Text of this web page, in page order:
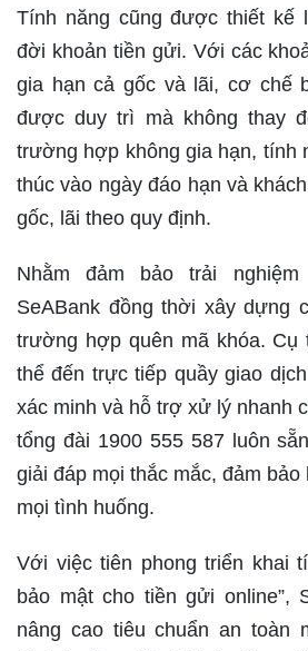
Tính năng cũng được thiết kế
đời khoản tiền gửi. Với các
gia hạn cả gốc và lãi, cơ chế
được duy trì mà không thay
trường hợp không gia hạn, tính
thúc vào ngày đáo hạn và
gốc, lãi theo quy định.
Nhằm đảm bảo trải
SeABank đồng thời xây dựng
trường hợp quên mã khóa. Cụ
thể đến trực tiếp quầy giao
xác minh và hỗ trợ xử lý nhanh
tổng đài 1900 555 587 luôn
giải đáp mọi thắc mắc, đảm
mọi tình huống.
Với việc tiên phong triển khai
bảo mật cho tiền gửi online”,
nâng cao tiêu chuẩn an toàn